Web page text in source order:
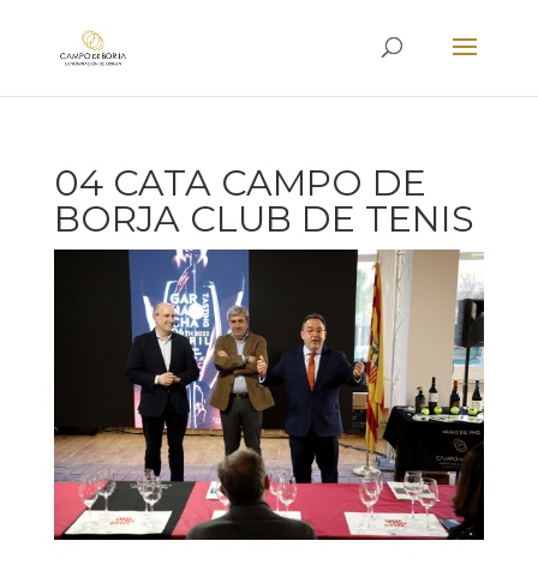
04 CATA CAMPO DE
BORJA CLUB DE TENIS